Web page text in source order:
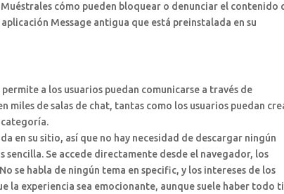
cómo pueden bloquear o denunciar el contenido
Message antigua que está preinstalada en su
a los usuarios puedan comunicarse a través de
miles de salas de chat, tantas como los usuarios puedan
categoría.
en su sitio, así que no hay necesidad de descargar ningún
Se accede directamente desde el navegador, los
se habla de ningún tema en specific, y los intereses de los
la experiencia sea emocionante, aunque suele haber todo